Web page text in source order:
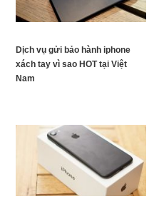
Dịch vụ gửi bảo hành iphone
xách tay vì sao HOT tại Việt
Nam